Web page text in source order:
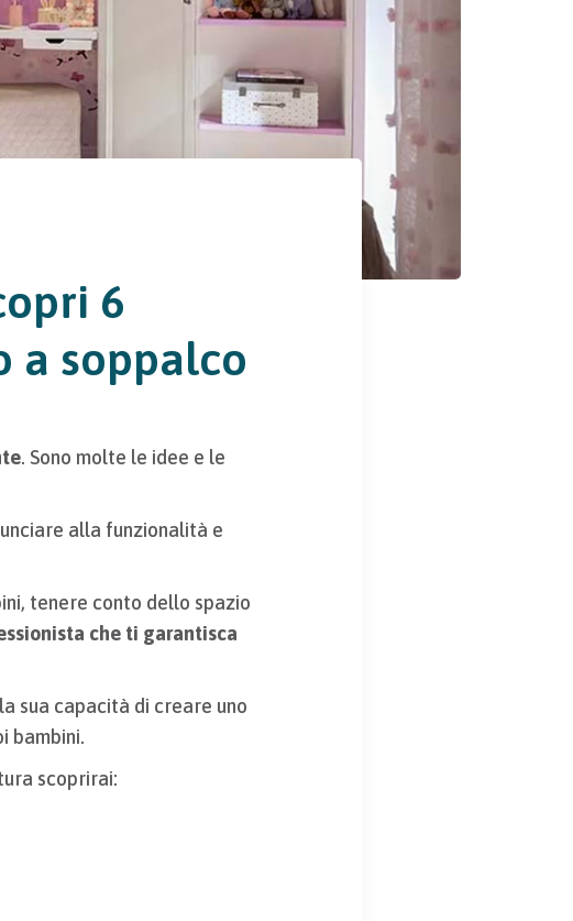
6
a soppalco
. Sono molte le idee e le
alla funzionalità e
tenere conto dello spazio
che ti garantisca
sua capacità di creare uno
bambini.
scoprirai: